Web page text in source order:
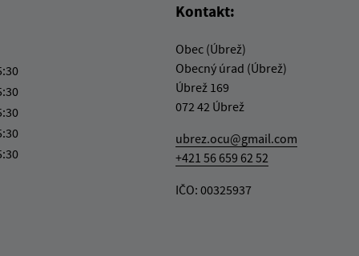
Kontakt:
Obec (Úbrež)
Obecný úrad (Úbrež)
Úbrež 169
072 42 Úbrež
ubrez.ocu@gmail.com
+421 56 659 62 52
IČO: 00325937